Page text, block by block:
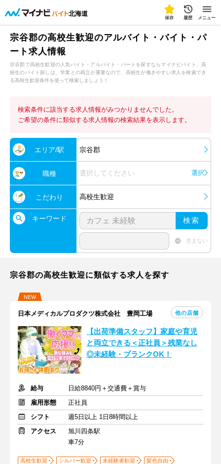
北海道
保存 履歴 メニュー
宗谷郡の高校生歓迎のアルバイト・バイト・パ
ート求人情報
宗谷郡で高校生歓迎の人気バイト・アルバイト・パートを探すならマイナビバイト。高
校生のバイト探しは、学業との両立が重要なので、高校生が働きやすい求人を検索でき
る高校生歓迎条件を使って検索しましょう！
検索条件に該当する求人情報がみつかりませんでした。
ご希望の条件に類似する求人情報の検索結果を表示します。
エリア/駅 宗谷郡
職種 選択してください 選択
こだわり 高校生歓迎
キーワード 検索
含まない
宗谷郡の高校生歓迎に類似する求人を探す
NEW
日本メディカルプロダクツ株式会社 豊岡工場 他の店舗
【出荷準備スタッフ】家庭や育児
と両立できる＜正社員＞残業なし
◎未経験・ブランクOK！
給与
日給8840円＋交通費＋賞与
雇用形態
正社員
シフト
週5日以上 1日8時間以上
アクセス
旭川四条駅
車7分
高校生歓迎 シルバー歓迎 未経験者歓迎
髪色自由